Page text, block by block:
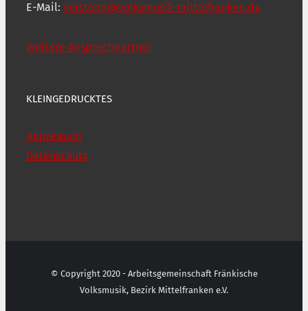
E-Mail: vorstand@volksmusik-mittelfranken.de
Weitere Ansprechpartner
KLEINGEDRUCKTES
Impressum
Datenschutz
© Copyright 2020 - Arbeitsgemeinschaft Fränkische
Volksmusik, Bezirk Mittelfranken e.V.